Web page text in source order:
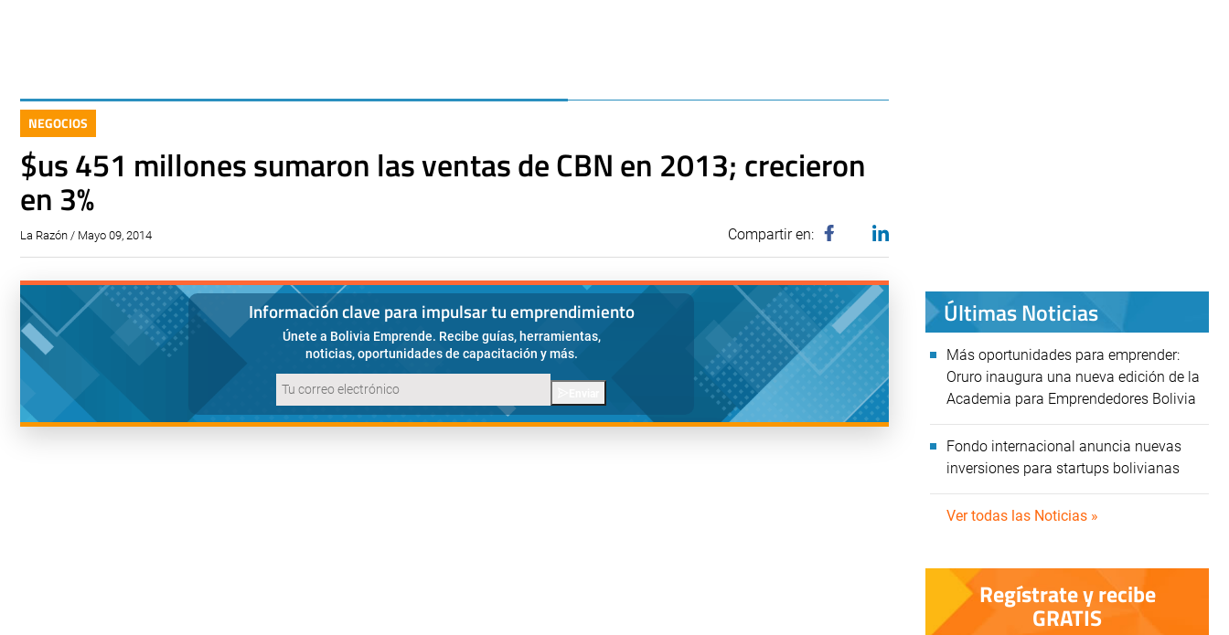
NEGOCIOS
$us 451 millones sumaron las ventas de CBN en 2013; crecieron
en 3%
La Razón / Mayo 09, 2014 Compartir en:
Información clave para impulsar tu emprendimiento
Únete a Bolivia Emprende. Recibe guías, herramientas,
noticias, oportunidades de capacitación y más.
Últimas Noticias
Más oportunidades para emprender:
Oruro inaugura una nueva edición de la
Academia para Emprendedores Bolivia
Fondo internacional anuncia nuevas
inversiones para startups bolivianas
Ver todas las Noticias »
Regístrate y recibe
GRATIS